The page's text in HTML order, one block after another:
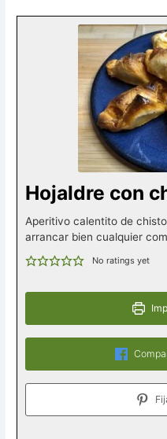
Hojaldre con
Aperitivo calentito de
arrancar bien cualquier
No ratings yet